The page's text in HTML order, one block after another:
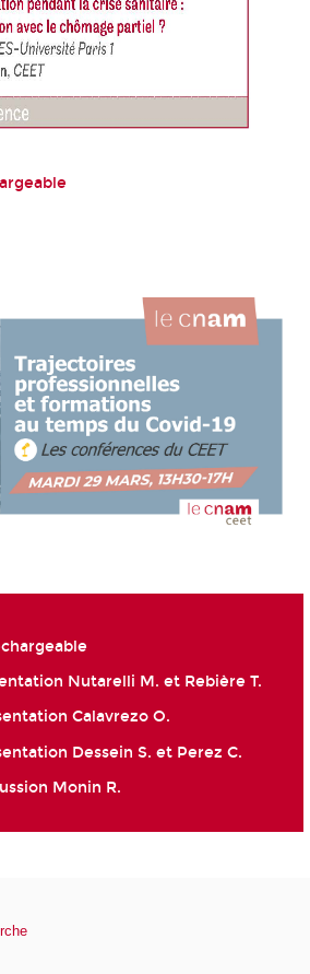
Nutarelli M. et Rebière T.
Calavrezo O.
Dessein S. et Perez C.
Monin R.